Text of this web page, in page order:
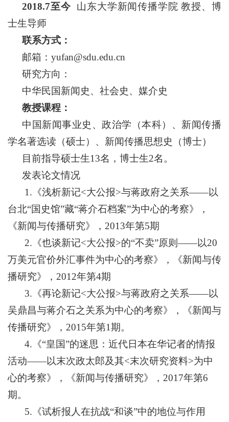
2018.7至今 山东大学新闻传播学院 教授、博
士生导师
联系方式：
邮箱：yufan@sdu.edu.cn
研究方向：
中华民国新闻史、社会史、媒介史
教授课程：
中国新闻事业史、政治学（本科）、新闻传播
学名著选读（硕士）、新闻传播思想史（博士）
目前指导硕士生13名，博士生2名。
发表论文情况
1.《浅析新记<大公报>与蒋政府之关系——以
台北“国史馆”藏“蒋介石档案”为中心的考察》，
《新闻与传播研究》，2013年第5期
2.《也谈新记<大公报>的“不卖”原则——以20
万美元官价外汇事件为中心的考察》，《新闻与传
播研究》，2012年第4期
3.《再论新记<大公报>与蒋政府之关系——以
吴鼎昌与蒋介石之关系为中心的考察》，《新闻与
传播研究》，2015年第1期。
4.《“皇国”的迷思：近代日本在华记者的情报
活动——以末次政太郎及其<末次研究资料>为中
心的考察》，《新闻与传播研究》，2017年第6
期。
5.《试析报人在抗战“和谈”中的地位与作用